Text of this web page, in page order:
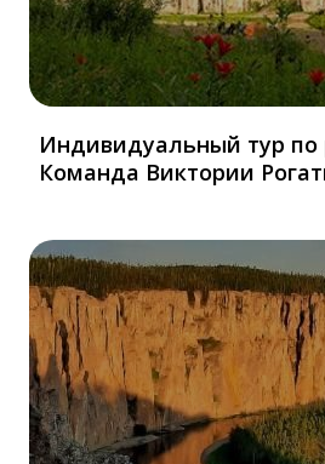
Индивидуальный тур по
Команда Виктории